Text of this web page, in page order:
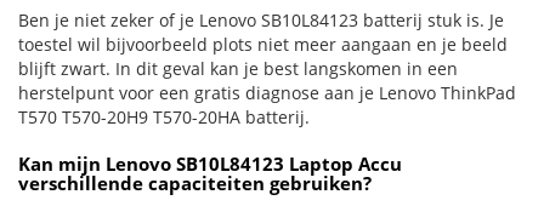
Ben je niet zeker of je Lenovo SB10L84123 batterij stuk is. Je
toestel wil bijvoorbeeld plots niet meer aangaan en je beeld
blijft zwart. In dit geval kan je best langskomen in een
herstelpunt voor een gratis diagnose aan je Lenovo ThinkPad
T570 T570-20H9 T570-20HA batterij.
Kan mijn Lenovo SB10L84123 Laptop Accu
verschillende capaciteiten gebruiken?